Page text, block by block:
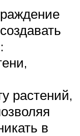
растений,
в